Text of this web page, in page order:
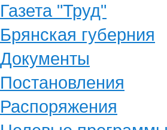
Газета "Труд"
Брянская губерния
Документы
Постановления
Распоряжения